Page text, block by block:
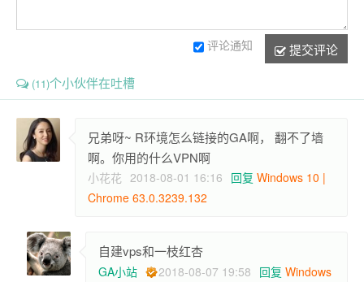
提交评论
评论通知
(11)个小伙伴在吐槽
兄弟呀~ R环境怎么链接的GA啊， 翻不了墙
啊。你用的什么VPN啊
小花花 2018-08-01 16:16 回复 Windows 10 |
Chrome 63.0.3239.132
自建vps和一枝红杏
GA小站 2018-08-07 19:58 回复 Windows